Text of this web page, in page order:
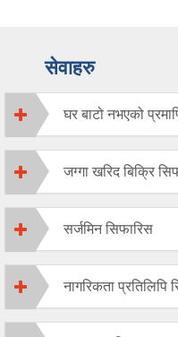
सेवाहरु
घर बाटो नभएको
जग्गा खरिद बिक्रि
सर्जमिन सिफारिस
नागरिकता प्रतिलिपि